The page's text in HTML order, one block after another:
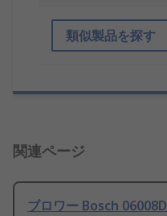
類似製品を探す
関連ページ
ブロワー Bosch